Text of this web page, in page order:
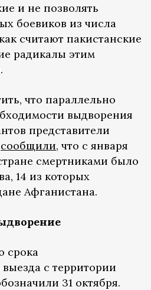
и не позволять
боевиков из числа
считают пакистанские
радикалы этим
что параллельно
выдворения
представители
сообщили, что с января
смертниками было
14 из которых
Афганистана.
срока
с территории
31 октября.